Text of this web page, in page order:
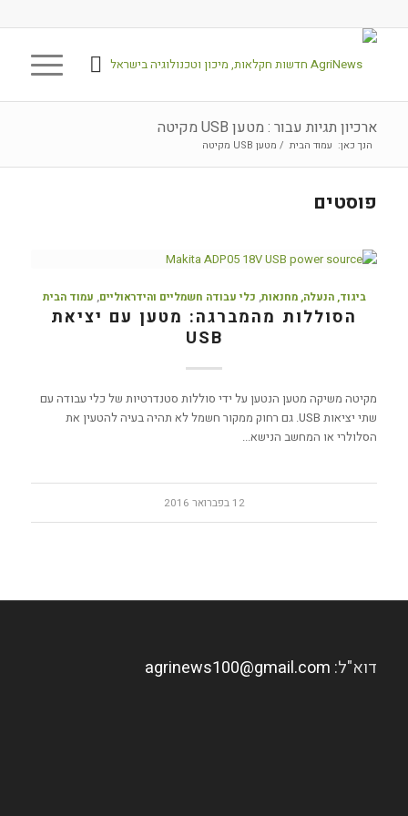
ארכיון תגיות עבור : מטען USB מקיטה
הנך כאן: עמוד הבית / מטען USB מקיטה
פוסטים
ביגוד, הנעלה, מחנאות, כלי עבודה חשמליים והידראוליים, עמוד הבית
הסוללות מהמברגה: מטען עם יציאת
USB
מקיטה משיקה מטען הנטען על ידי סוללות סטנדרטיות של כלי עבודה עם
שתי יציאות USB. גם רחוק ממקור חשמל לא תהיה בעיה להטעין את
הסלולרי או המחשב הנישא...
12 בפברואר 2016
דוא"ל: agrinews100@gmail.com